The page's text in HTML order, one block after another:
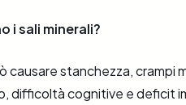
i sali minerali?
causare stanchezza, crampi
difficoltà cognitive e deficit